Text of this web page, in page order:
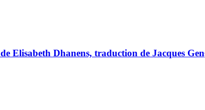
de Elisabeth Dhanens, traduction de Jacques